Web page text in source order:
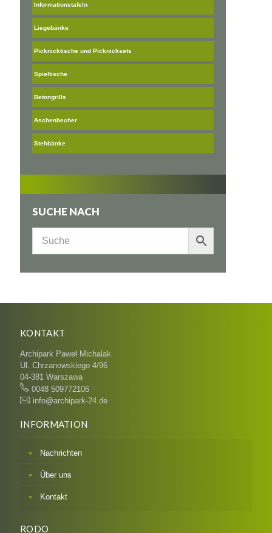
Informationstafeln
Liegebänke
Picknicktische und Picknicksets
Spieltische
Betongrills
Aschenbecher
Stehbänke
SUCHE NACH
KONTAKT
Archipark Paweł Michalak
Ul. Chrzanowskiego 4/96
04-381 Warszawa
0048 509772106
info@archipark-24.de
INFORMATION
Nachrichten
Über uns
Kontakt
RODO